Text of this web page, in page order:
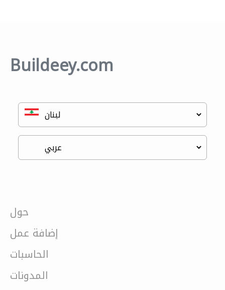
Buildeey.com
حول
إضافة عمل
الحاسبات
المدونات